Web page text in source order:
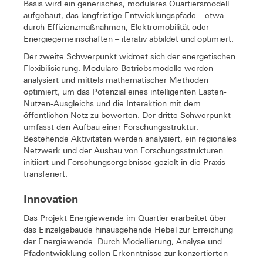
Basis wird ein generisches, modulares Quartiersmodell
aufgebaut, das langfristige Entwicklungspfade – etwa
durch Effizienzmaßnahmen, Elektromobilität oder
Energiegemeinschaften – iterativ abbildet und optimiert.
Der zweite Schwerpunkt widmet sich der energetischen
Flexibilisierung. Modulare Betriebsmodelle werden
analysiert und mittels mathematischer Methoden
optimiert, um das Potenzial eines intelligenten Lasten-
Nutzen-Ausgleichs und die Interaktion mit dem
öffentlichen Netz zu bewerten. Der dritte Schwerpunkt
umfasst den Aufbau einer Forschungsstruktur:
Bestehende Aktivitäten werden analysiert, ein regionales
Netzwerk und der Ausbau von Forschungsstrukturen
initiiert und Forschungsergebnisse gezielt in die Praxis
transferiert.
Innovation
Das Projekt Energiewende im Quartier erarbeitet über
das Einzelgebäude hinausgehende Hebel zur Erreichung
der Energiewende. Durch Modellierung, Analyse und
Pfadentwicklung sollen Erkenntnisse zur konzertierten